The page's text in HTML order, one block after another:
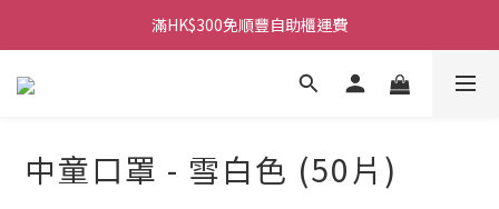
滿HK$300免順豐自助櫃運費
中童口罩 - 雪白色 (50片)